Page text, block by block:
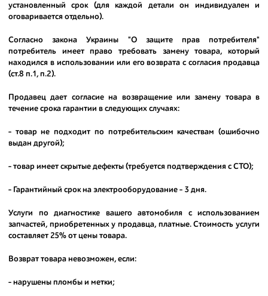
установленный срок (для каждой детали он индивидуален и
оговаривается отдельно).
Согласно закона Украины "О защите прав потребителя"
потребитель имеет право требовать замену товара, который
находился в использовании или его возврата с согласия продавца
(ст.8 п.1, п.2).
Продавец дает согласие на возвращение или замену товара в
течение срока гарантии в следующих случаях:
- товар не подходит по потребительским качествам (ошибочно
выдан другой);
- товар имеет скрытые дефекты (требуется подтверждения с СТО);
- Гарантийный срок на электрооборудование - 3 дня.
Услуги по диагностике вашего автомобиля с использованием
запчастей, приобретенных у продавца, платные. Стоимость услуги
составляет 25% от цены товара.
Возврат товара невозможен, если:
- нарушены пломбы и метки;